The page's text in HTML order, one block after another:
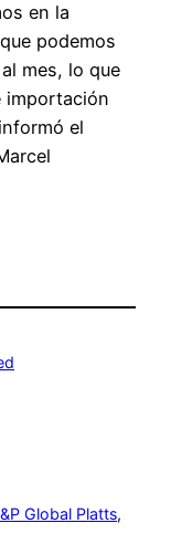
en la
podemos
mes, lo que
importación
el
Global Platts